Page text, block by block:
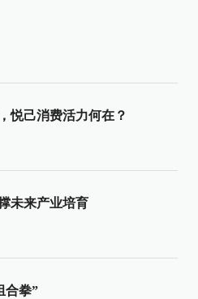
悦己消费活力何在？
未来产业培育
合拳”